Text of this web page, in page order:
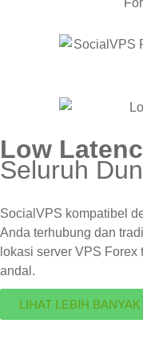
Low
Seluruh
SocialVPS kompatibel
Anda terhubung dan
lokasi server VPS
andal.
LIHAT LEBIH